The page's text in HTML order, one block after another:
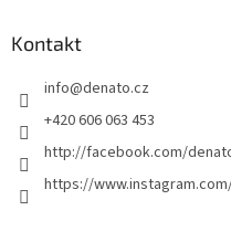
Kontakt
info@denato.cz
+420 606 063 453
http://facebook.com/
https://